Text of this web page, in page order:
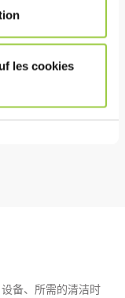
les cookies
备、所需的清洁时